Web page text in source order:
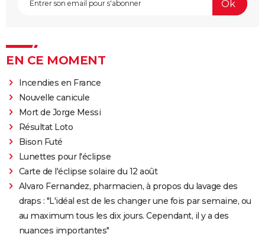
EN CE MOMENT
Incendies en France
Nouvelle canicule
Mort de Jorge Messi
Résultat Loto
Bison Futé
Lunettes pour l'éclipse
Carte de l'éclipse solaire du 12 août
Alvaro Fernandez, pharmacien, à propos du lavage des
draps : "L'idéal est de les changer une fois par semaine, ou
au maximum tous les dix jours. Cependant, il y a des
nuances importantes"